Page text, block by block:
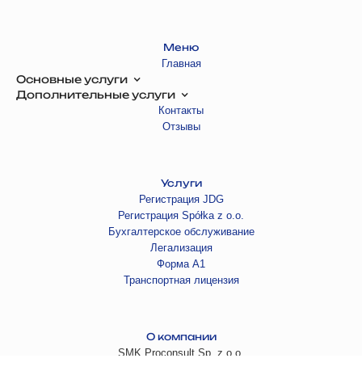
Меню
Главная
Основные услуги
Дополнительные услуги
Контакты
Отзывы
Услуги
Регистрация JDG
Регистрация Spółka z o.o.
Бухгалтерское обслуживание
Легализация
Форма А1
Транспортная лицензия
О компании
SMK Proconsult Sp. z o.o.